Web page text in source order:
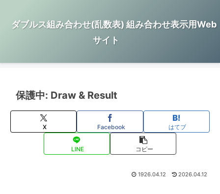
ダブルス組み合わせ(乱数表) 組み合わせ表示用Web
サイト
保護中: Draw & Result
X Facebook はてブ
LINE コピー
1926.04.12 2026.04.12